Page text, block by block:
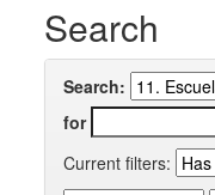
Search
Search:
for
Current filters: